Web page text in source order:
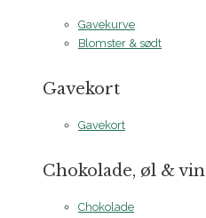
Gavekurve
Blomster & sødt
Gavekort
Gavekort
Chokolade, øl & vin
Chokolade